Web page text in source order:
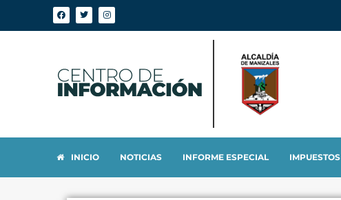
INICIO NOTICIAS INFORME ESPECIAL IMPUESTOS